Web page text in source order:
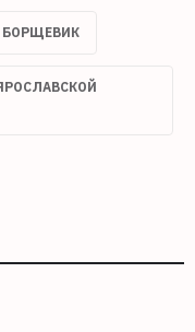
БОРЩЕВИК